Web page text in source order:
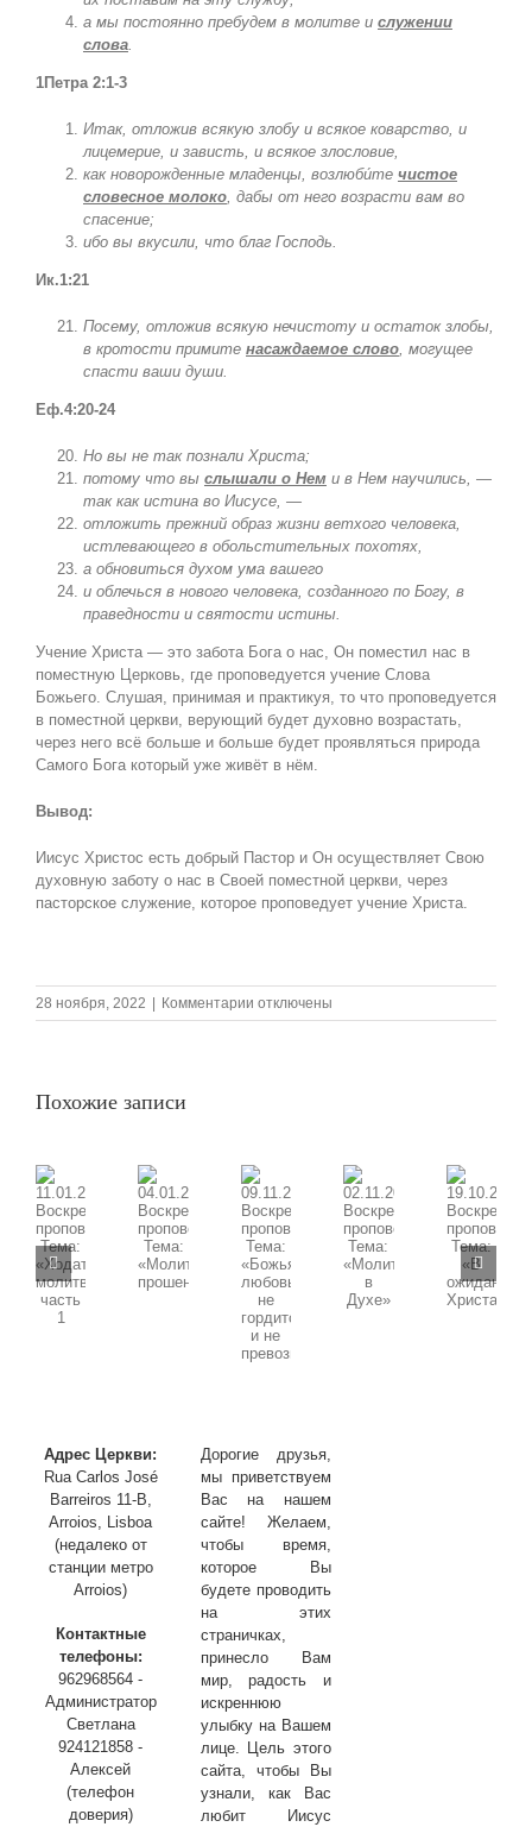
а мы постоянно пребудем в молитве и служении
слова.
1Петра 2:1-3
Итак, отложив всякую злобу и всякое коварство, и
лицемерие, и зависть, и всякое злословие,
как новорожденные младенцы, возлюби́те чистое
словесное молоко, дабы от него возрасти вам во
спасение;
ибо вы вкусили, что благ Господь.
Ик.1:21
Посему, отложив всякую нечистоту и остаток злобы,
в кротости примите насаждаемое слово, могущее
спасти ваши души.
Еф.4:20-24
Но вы не так познали Христа;
потому что вы слышали о Неми в Нем научились, —
так как истина во Иисусе, —
отложить прежний образ жизни ветхого человека,
истлевающего в обольстительных похотях,
а обновиться духом ума вашего
и облечься в нового человека, созданного по Богу, в
праведности и святости истины.
Учение Христа — это забота Бога о нас, Он поместил нас в
поместную Церковь, где проповедуется учение Слова
Божьего. Слушая, принимая и практикуя, то что проповедуется
в поместной церкви, верующий будет духовно возрастать,
через него всё больше и больше будет проявляться природа
Самого Бога который уже живёт в нём.
Вывод:
Иисус Христос есть добрый Пастор и Он осуществляет Свою
духовную заботу о нас в Своей поместной церкви, через
пасторское служение, которое проповедует учение Христа.
28 ноября, 2022 Комментарии к
записи
действии:
Я
есмь
Пастырь
добрый»
отключены
Похожие записи
11.01.2026
Воскресная
проповедь,
«Ходатайственная
04.01.2026
Воскресная
проповедь,
09.11.2025
Воскресная
проповедь,
Тема:
«Божья
любовь
превозносится»
02.11.2025
Воскресная
проповедь,
Тема:
19.10.2025
Воскресная
проповедь,
Тема:
Адрес Церкви:
Rua Carlos José
Barreiros 11-B,
Arroios, Lisboa
(недалеко от
станции метро
Arroios)
Контактные
телефоны:
962968564 -
Администратор
Светлана
924121858 -
Алексей
(телефон
доверия)
Дорогие друзья,
мы приветствуем
Вас на нашем
сайте! Желаем,
чтобы время,
которое Вы
будете проводить
на этих
страничках,
принесло Вам
мир, радость и
искреннюю
улыбку на Вашем
лице. Цель этого
сайта, чтобы Вы
узнали, как Вас
любит Иисус